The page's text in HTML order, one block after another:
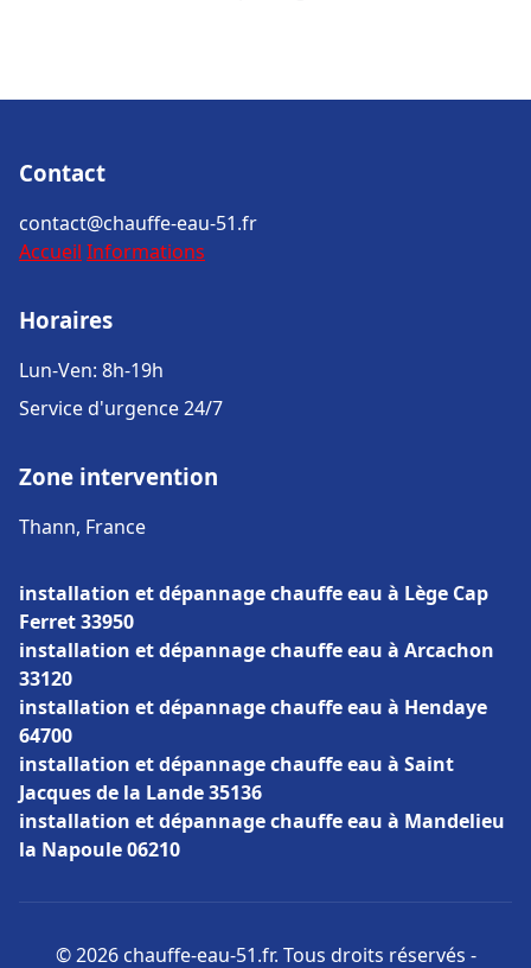
Contact
contact@chauffe-eau-51.fr
Accueil Informations
Horaires
Lun-Ven: 8h-19h
Service d'urgence 24/7
Zone intervention
Thann, France
installation et dépannage chauffe eau à Lège Cap
Ferret 33950
installation et dépannage chauffe eau à Arcachon
33120
installation et dépannage chauffe eau à Hendaye
64700
installation et dépannage chauffe eau à Saint
Jacques de la Lande 35136
installation et dépannage chauffe eau à Mandelieu
la Napoule 06210
© 2026 chauffe-eau-51.fr. Tous droits réservés -